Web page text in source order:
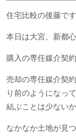
住宅比較の後藤です
本日は大宮、新都
購入の専任媒介契
売却の専任媒介契
り前のようになっ
結ぶことは少ない
なかなか土地が見